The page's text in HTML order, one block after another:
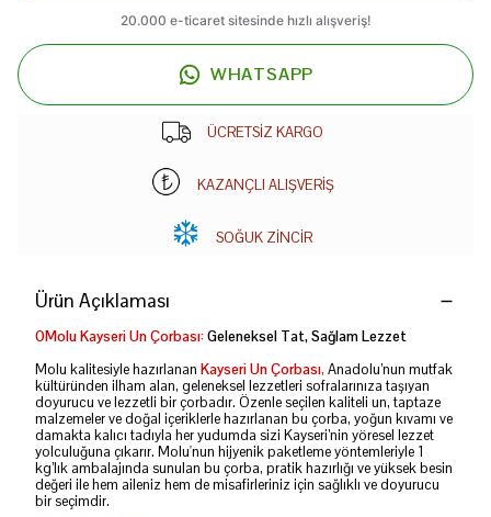
WHATSAPP
ÜCRETSİZ KARGO
KAZANÇLI ALIŞVERİŞ
SOĞUK ZİNCİR
Ürün Açıklaması
0Molu Kayseri Un Çorbası:Geleneksel Tat, Sağlam Lezzet
Molu kalitesiyle hazırlanan Kayseri Un Çorbası, Anadolu’nun mutfak
kültüründen ilham alan, geleneksel lezzetleri sofralarınıza taşıyan
doyurucu ve lezzetli bir çorbadır. Özenle seçilen kaliteli un, taptaze
malzemeler ve doğal içeriklerle hazırlanan bu çorba, yoğun kıvamı ve
damakta kalıcı tadıyla her yudumda sizi Kayseri’nin yöresel lezzet
yolculuğuna çıkarır. Molu'nun hijyenik paketleme yöntemleriyle 1
kg’lık ambalajında sunulan bu çorba, pratik hazırlığı ve yüksek besin
değeri ile hem aileniz hem de misafirleriniz için sağlıklı ve doyurucu
bir seçimdir.